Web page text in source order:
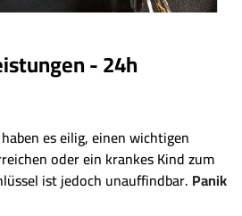
- 24h
es eilig, einen wichtigen
oder ein krankes Kind zum
ist jedoch unauffindbar. Panik